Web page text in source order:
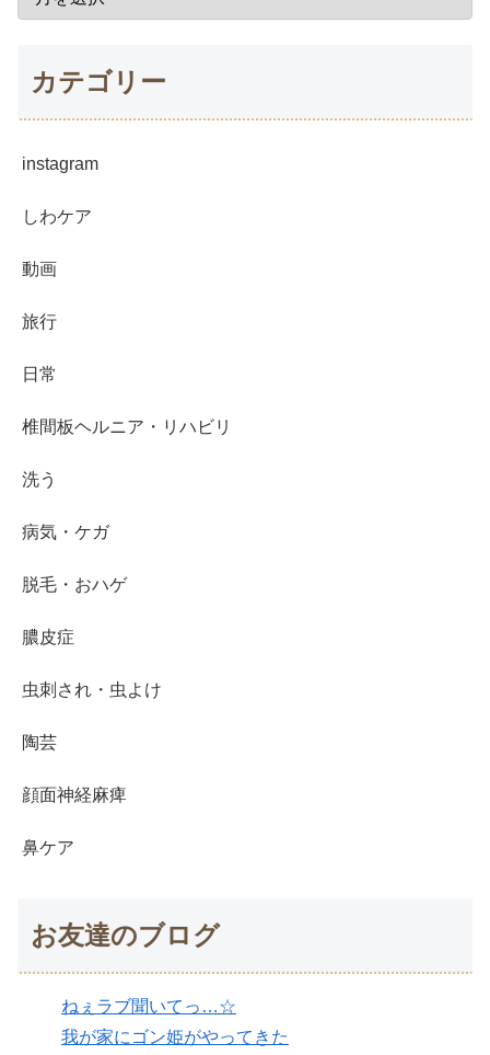
カテゴリー
instagram
しわケア
動画
旅行
日常
椎間板ヘルニア・リハビリ
洗う
病気・ケガ
脱毛・おハゲ
膿皮症
虫刺され・虫よけ
陶芸
顔面神経麻痺
鼻ケア
お友達のブログ
ねぇラブ聞いてっ…☆
我が家にゴン姫がやってきた